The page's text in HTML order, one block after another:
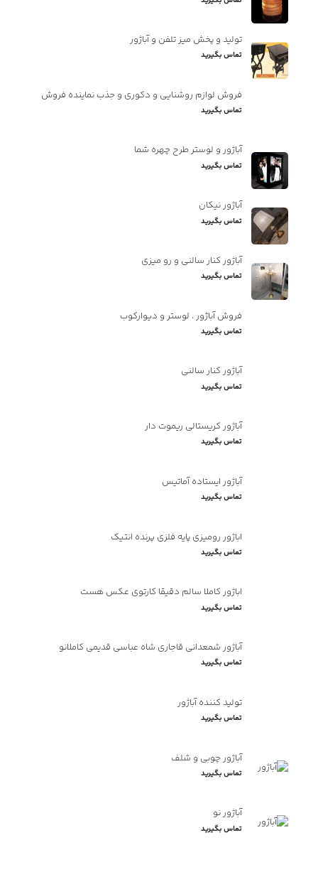
تولید و پخش میز تلفن و آباژور
تماس بگیرید
فروش لوازم روشنایی و دکوری و جذب نماینده فروش
تماس بگیرید
آباژور و لوستر طرح چهره شما
تماس بگیرید
آباژور نیکان
تماس بگیرید
آباژور کنار سالنی و رو میزی
تماس بگیرید
فروش آباژور ، لوستر و دیوارکوب
تماس بگیرید
آباژور کنار سالنی
تماس بگیرید
آباژور کریستالی ریموت دار
تماس بگیرید
آباژور ایستاده آماتیس
تماس بگیرید
اباژور رومیزی پایه فلزی پرنده انتیک
تماس بگیرید
اباژور کاملا سالم دقیقا کارتوی عکس هست
تماس بگیرید
آباژور شمعدانی قاجاری شاه عباسی قدیمی کاملانو
تماس بگیرید
تولید کننده آباژور
تماس بگیرید
آباژور چوبی و شلف
تماس بگیرید
آباژور نو
تماس بگیرید